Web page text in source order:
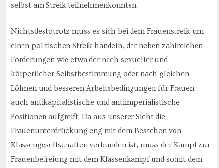
selbst am Streik teilnehmenkonnten.
Nichtsdestotrotz muss es sich bei dem Frauenstreik um
einen politischen Streik handeln, der neben zahlreichen
Forderungen wie etwa der nach sexueller und
körperlicher Selbstbestimmung oder nach gleichen
Löhnen und besseren Arbeitsbedingungen für Frauen
auch antikapitalistische und antiimperialistische
Positionen aufgreift. Da aus unserer Sicht die
Frauenunterdrückung eng mit dem Bestehen von
Klassengesellschaften verbunden ist, muss der Kampf zur
Frauenbefreiung mit dem Klassenkampf und somit dem